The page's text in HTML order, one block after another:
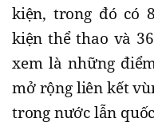
kiện, trong đó có
kiện thể thao và
xem là những
mở rộng liên kết
trong nước lẫn